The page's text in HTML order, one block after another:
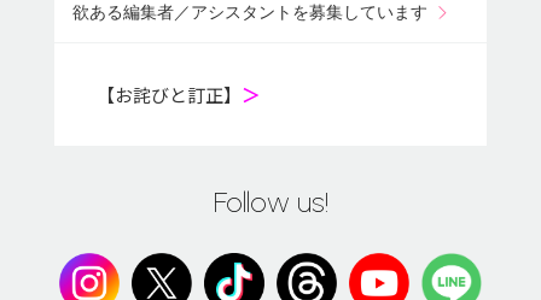
欲ある編集者／アシスタントを募集しています
【お詫びと訂正】 ＞
Follow us!